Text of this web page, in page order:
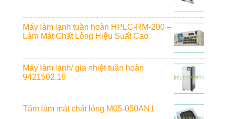
Máy làm lạnh tuần hoàn HPLC-RM-200 –
Làm Mát Chất Lỏng Hiệu Suất Cao
Máy làm lạnh/ gia nhiệt tuần hoàn
9421502.16
Tấm làm mát chất lỏng M05-050AN1